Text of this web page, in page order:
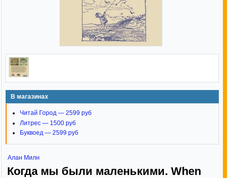
В магазинах
Читай Город — 2599 руб
Литрес — 1500 руб
Буквоед — 2599 руб
Алан Милн
Когда мы были маленькими. When